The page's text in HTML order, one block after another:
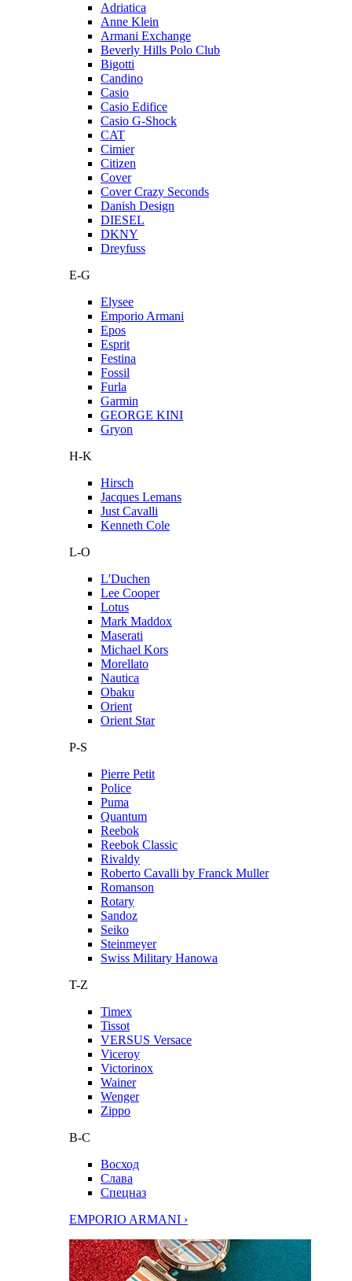
Adriatica
Anne Klein
Armani Exchange
Beverly Hills Polo Club
Bigotti
Candino
Casio
Casio Edifice
Casio G-Shock
CAT
Cimier
Citizen
Cover
Cover Crazy Seconds
Danish Design
DIESEL
DKNY
Dreyfuss
E-G
Elysee
Emporio Armani
Epos
Esprit
Festina
Fossil
Furla
Garmin
GEORGE KINI
Gryon
H-K
Hirsch
Jacques Lemans
Just Cavalli
Kenneth Cole
L-O
L'Duchen
Lee Cooper
Lotus
Mark Maddox
Maserati
Michael Kors
Morellato
Nautica
Obaku
Orient
Orient Star
P-S
Pierre Petit
Police
Puma
Quantum
Reebok
Reebok Classic
Rivaldy
Roberto Cavalli by Franck Muller
Romanson
Rotary
Sandoz
Seiko
Steinmeyer
Swiss Military Hanowa
T-Z
Timex
Tissot
VERSUS Versace
Viceroy
Victorinox
Wainer
Wenger
Zippo
В-С
Восход
Слава
Спецназ
EMPORIO ARMANI ›